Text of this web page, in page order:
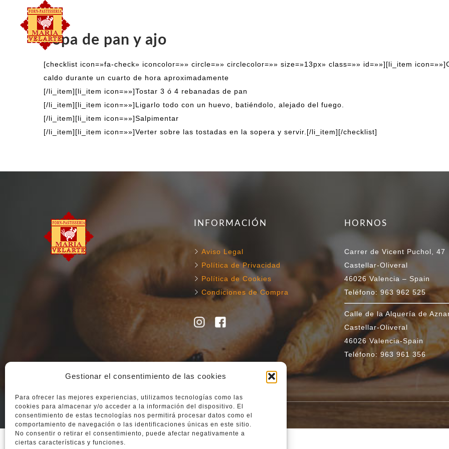
Gestionar el consentimiento de las cookies
Para ofrecer las mejores experiencias, utilizamos tecnologías como las
cookies para almacenar y/o acceder a la información del dispositivo. El
consentimiento de estas tecnologías nos permitirá procesar datos como el
comportamiento de navegación o las identificaciones únicas en este sitio.
No consentir o retirar el consentimiento, puede afectar negativamente a
ciertas características y funciones.
Sopa de pan y ajo
[checklist icon=»fa-check» iconcolor=»» circle=»» circlecolor=»» size=»13px» class=»» id=»»][li_item
caldo durante un cuarto de hora aproximadamente
[/li_item][li_item icon=»»]Tostar 3 ó 4 rebanadas de pan
[/li_item][li_item icon=»»]Ligarlo todo con un huevo, batiéndolo, alejado del fuego.
[/li_item][li_item icon=»»]Salpimentar
[/li_item][li_item icon=»»]Verter sobre las tostadas en la sopera y servir.[/li_item][/checklist]
INFORMACIÓN
Aviso Legal
Política de Privacidad
Política de Cookies
Condiciones de Compra
HORNOS
Carrer de Vicent Puchol, 47
Castellar-Oliveral
46026 Valencia – Spain
Teléfono: 963 962 525
Calle de la Alquería de
Castellar-Oliveral
46026 Valencia-Spain
Teléfono: 963 961 356
All Rights Reserved © Copyright Forn Velarte 2025